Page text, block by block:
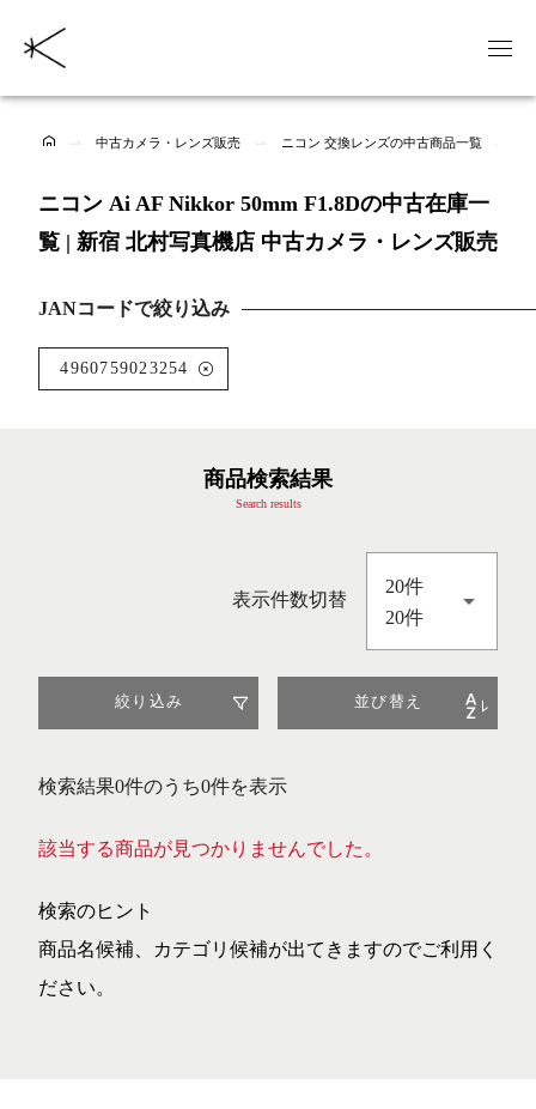
中古カメラ・レンズ販売 ニコン 交換レンズの中古商品一覧
ニコン Ai AF Nikkor 50mm F1.8Dの中古在庫一
覧 | 新宿 北村写真機店 中古カメラ・レンズ販売
JANコードで絞り込み
4960759023254
商品検索結果
Search results
表示件数切替
20件
20件
絞り込み 並び替え
検索結果0件のうち0件を表示
該当する商品が見つかりませんでした。
検索のヒント
商品名候補、カテゴリ候補が出てきますのでご利用く
ださい。